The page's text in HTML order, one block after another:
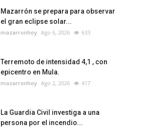
Mazarrón se prepara para observar
el gran eclipse solar...
mazarronhoy Ago 6, 2026 633
Terremoto de intensidad 4,1 , con
epicentro en Mula.
mazarronhoy Ago 2, 2026 417
La Guardia Civil investiga a una
persona por el incendio...